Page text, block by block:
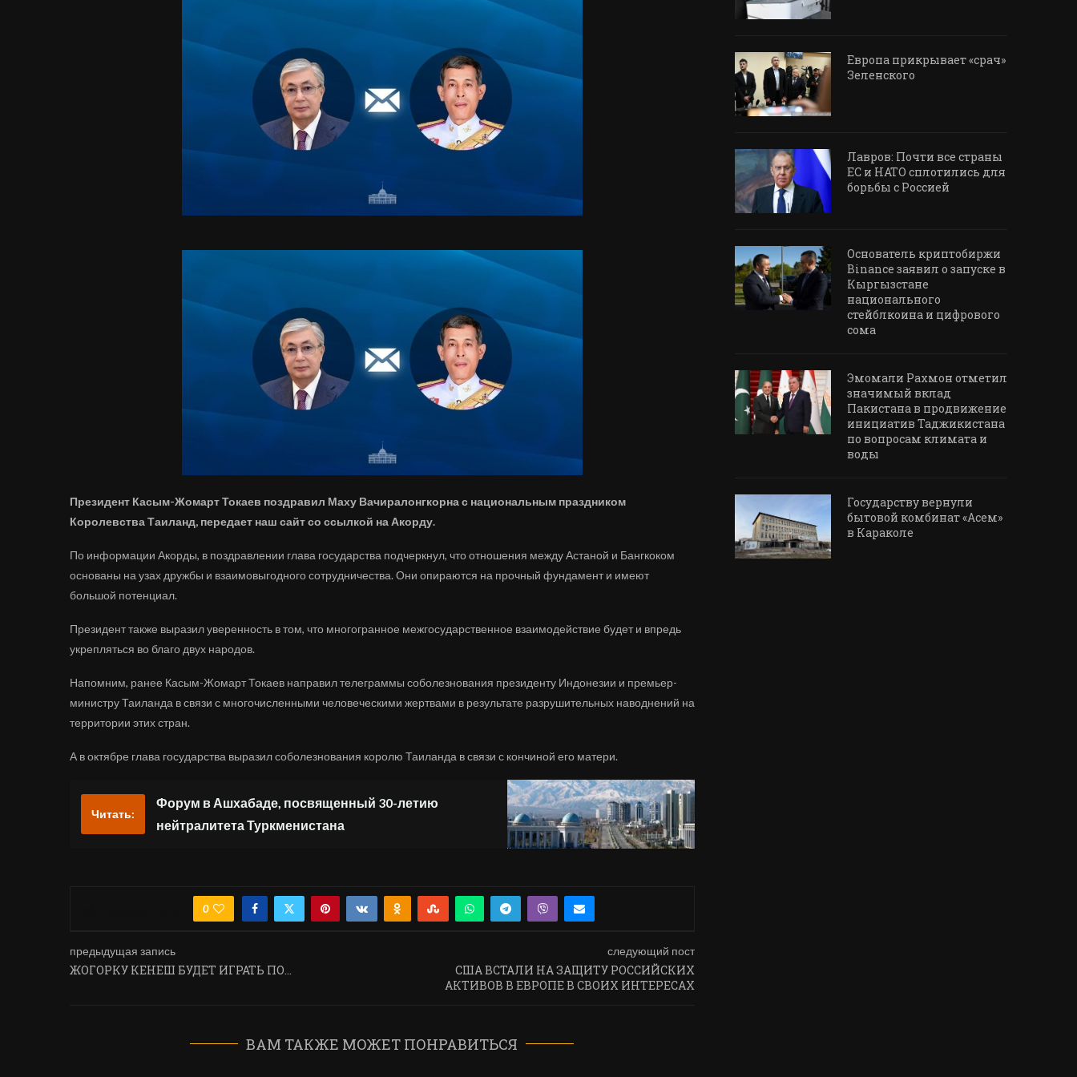
Президент Касым-Жомарт Токаев поздравил Маху Вачиралонгкорна с национальным праздником
Королевства Таиланд, передает наш сайт со ссылкой на Акорду.
По информации Акорды, в поздравлении глава государства подчеркнул, что отношения между Астаной и Бангкоком
основаны на узах дружбы и взаимовыгодного сотрудничества. Они опираются на прочный фундамент и имеют
большой потенциал.
Президент также выразил уверенность в том, что многогранное межгосударственное взаимодействие будет и впредь
укрепляться во благо двух народов.
Напомним, ранее Касым-Жомарт Токаев направил телеграммы соболезнования президенту Индонезии и премьер-
министру Таиланда в связи с многочисленными человеческими жертвами в результате разрушительных наводнений на
территории этих стран.
А в октябре глава государства выразил соболезнования королю Таиланда в связи с кончиной его матери.
Читать:
Форум в Ашхабаде, посвященный 30-летию
нейтралитета Туркменистана
0
предыдущая запись
ЖОГОРКУ КЕНЕШ БУДЕТ ИГРАТЬ ПО…
следующий пост
США ВСТАЛИ НА ЗАЩИТУ РОССИЙСКИХ
АКТИВОВ В ЕВРОПЕ В СВОИХ ИНТЕРЕСАХ
ВАМ ТАКЖЕ МОЖЕТ ПОНРАВИТЬСЯ
Европа прикрывает «срач»
Зеленского
Лавров: Почти все страны
ЕС и НАТО сплотились для
борьбы с Россией
Основатель криптобиржи
Binance заявил о запуске в
Кыргызстане
национального
стейблкоина и цифрового
сома
Эмомали Рахмон отметил
значимый вклад
Пакистана в продвижение
инициатив Таджикистана
по вопросам климата и
воды
Государству вернули
бытовой комбинат «Асем»
в Караколе